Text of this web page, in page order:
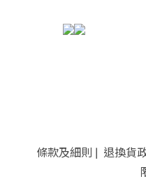
條款及細則 | 退換貨